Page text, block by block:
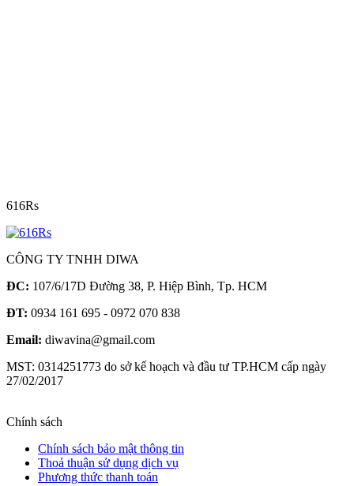
616Rs
CÔNG TY TNHH DIWA
ĐC: 107/6/17D Đường 38, P. Hiệp Bình, Tp. HCM
ĐT: 0934 161 695 - 0972 070 838
Email: diwavina@gmail.com
MST: 0314251773 do sở kế hoạch và đầu tư TP.HCM cấp ngày
27/02/2017
Chính sách
Chính sách bảo mật thông tin
Thoả thuận sử dụng dịch vụ
Phương thức thanh toán